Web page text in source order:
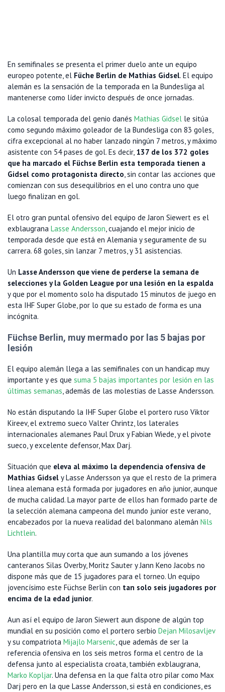
En semifinales se presenta el primer duelo ante un equipo
europeo potente, el Füche Berlin de Mathias Gidsel. El equipo
alemán es la sensación de la temporada en la Bundesliga al
mantenerse como líder invicto después de once jornadas.
La colosal temporada del genio danés Mathias Gidsel le sitúa
como segundo máximo goleador de la Bundesliga con 83 goles,
cifra excepcional al no haber lanzado ningún 7 metros, y máximo
asistente con 54 pases de gol. Es decir, 137 de los 372 goles
que ha marcado el Füchse Berlin esta temporada tienen a
Gidsel como protagonista directo, sin contar las acciones que
comienzan con sus desequilibrios en el uno contra uno que
luego finalizan en gol.
El otro gran puntal ofensivo del equipo de Jaron Siewert es el
exblaugrana Lasse Andersson, cuajando el mejor inicio de
temporada desde que está en Alemania y seguramente de su
carrera. 68 goles, sin lanzar 7 metros, y 31 asistencias.
Un Lasse Andersson que viene de perderse la semana de
selecciones y la Golden League por una lesión en la espalda
y que por el momento solo ha disputado 15 minutos de juego en
esta IHF Super Globe, por lo que su estado de forma es una
incógnita.
Füchse Berlin, muy mermado por las 5 bajas por
lesión
El equipo alemán llega a las semifinales con un handicap muy
importante y es que suma 5 bajas importantes por lesión en las
últimas semanas, además de las molestias de Lasse Andersson.
No están disputando la IHF Super Globe el portero ruso Viktor
Kireev, el extremo sueco Valter Chrintz, los laterales
internacionales alemanes Paul Drux y Fabian Wiede, y el pivote
sueco, y excelente defensor, Max Darj.
Situación que eleva al máximo la dependencia ofensiva de
Mathias Gidsel y Lasse Andersson ya que el resto de la primera
línea alemana está formada por jugadores en año junior, aunque
de mucha calidad. La mayor parte de ellos han formado parte de
la selección alemana campeona del mundo junior este verano,
encabezados por la nueva realidad del balonmano alemán Nils
Lichtlein.
Una plantilla muy corta que aun sumando a los jóvenes
canteranos Silas Overby, Moritz Sauter y Jann Keno Jacobs no
dispone más que de 15 jugadores para el torneo. Un equipo
jovencísimo este Füchse Berlin con tan solo seis jugadores por
encima de la edad junior.
Aun así el equipo de Jaron Siewert aun dispone de algún top
mundial en su posición como el portero serbio Dejan Milosavljev
y su compatriota Mijajlo Marsenic, que además de ser la
referencia ofensiva en los seis metros forma el centro de la
defensa junto al especialista croata, también exblaugrana,
Marko Kopljar. Una defensa en la que falta otro pilar como Max
Darj pero en la que Lasse Andersson, si está en condiciones, es